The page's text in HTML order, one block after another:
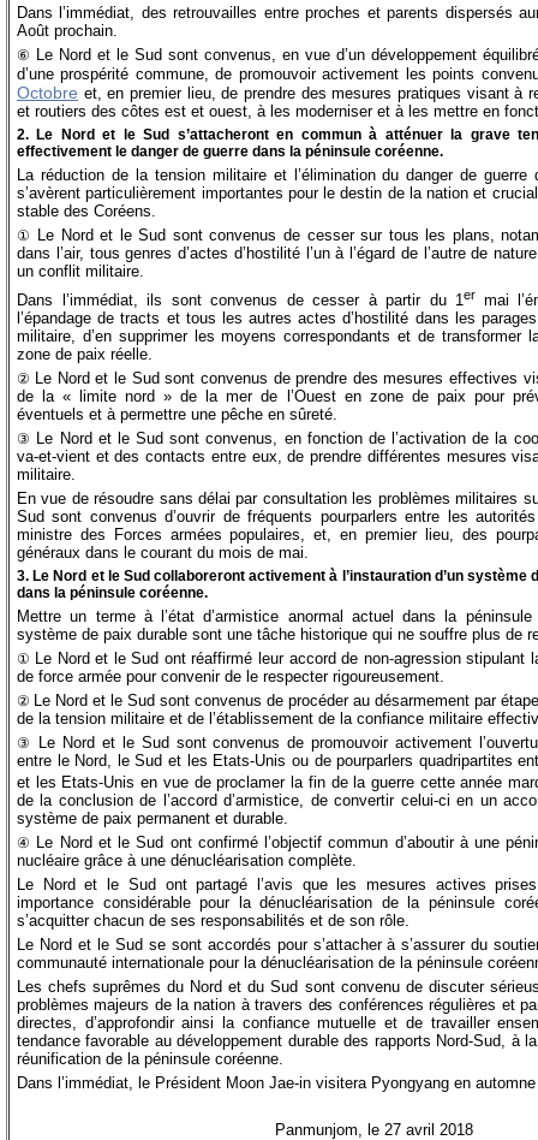
Dans l’immédiat, des retrouvailles entre proches et parents dispersés
Août prochain.
⑥ Le Nord et le Sud sont convenus, en vue d’un développement
d’une prospérité commune, de promouvoir activement les points
Octobre et, en premier lieu, de prendre des mesures pratiques visant à
et routiers des côtes est et ouest, à les moderniser et à les mettre en
2. Le Nord et le Sud s’attacheront en commun à atténuer la grave
effectivement le danger de guerre dans la péninsule coréenne.
La réduction de la tension militaire et l’élimination du danger de guerre
s’avèrent particulièrement importantes pour le destin de la nation et
stable des Coréens.
①
Le Nord et le Sud sont convenus de cesser sur tous les plans,
dans l’air, tous genres d’actes d’hostilité l’un à l’égard de l’autre de
un conflit militaire.
Dans l’immédiat, ils sont convenus de cesser à partir du 1er mai
l’épandage de tracts et tous les autres actes d’hostilité dans les
militaire, d’en supprimer les moyens correspondants et de transformer
zone de paix réelle.
② Le Nord et le Sud sont convenus de prendre des mesures effectives
de la « limite nord » de la mer de l’Ouest en zone de paix pour
éventuels et à permettre une pêche en sûreté.
③ Le Nord et le Sud sont convenus, en fonction de l’activation de la
va-et-vient et des contacts entre eux, de prendre différentes mesures
militaire.
En vue de résoudre sans délai par consultation les problèmes militaires
Sud sont convenus d’ouvrir de fréquents pourparlers entre les
ministre des Forces armées populaires, et, en premier lieu, des
généraux dans le courant du mois de mai.
3. Le Nord et le Sud collaboreront activement à l’instauration d’un système
dans la péninsule coréenne.
Mettre un terme à l’état d’armistice anormal actuel dans la
système de paix durable sont une tâche historique qui ne souffre plus de
① Le Nord et le Sud ont réaffirmé leur accord de non-agression stipulant
de force armée pour convenir de le respecter rigoureusement.
② Le Nord et le Sud sont convenus de procéder au désarmement par
de la tension militaire et de l’établissement de la confiance militaire
③ Le Nord et le Sud sont convenus de promouvoir activement
entre le Nord, le Sud et les Etats-Unis ou de pourparlers quadripartites
et les Etats-Unis en vue de proclamer la fin de la guerre cette année
de la conclusion de l’accord d’armistice, de convertir celui-ci en un
système de paix permanent et durable.
④
Le Nord et le Sud ont confirmé l’objectif commun d’aboutir à une
nucléaire grâce à une dénucléarisation complète.
Le Nord et le Sud ont partagé l’avis que les mesures actives
importance considérable pour la dénucléarisation de la péninsule
s’acquitter chacun de ses responsabilités et de son rôle.
Le Nord et le Sud se sont accordés pour s’attacher à s’assurer du
communauté internationale pour la dénucléarisation de la péninsule
Les chefs suprêmes du Nord et du Sud sont convenu de discuter
problèmes majeurs de la nation à travers des conférences régulières et
directes, d’approfondir ainsi la confiance mutuelle et de travailler
tendance favorable au développement durable des rapports Nord-Sud, à
réunification de la péninsule coréenne.
Dans l’immédiat, le Président Moon Jae-in visitera Pyongyang en
Panmunjom, le 27 avril 2018